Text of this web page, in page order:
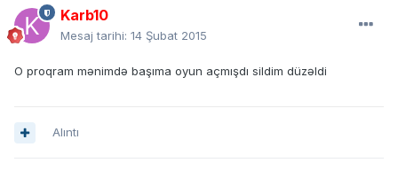
Karb10
Mesaj tarihi: 14 Şubat 2015
O proqram mənimdə başıma oyun açmışdı sildim düzəldi
Alıntı